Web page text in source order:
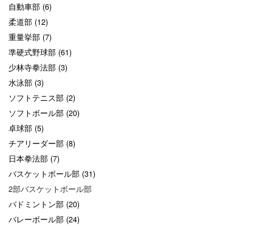
自動車部 (6)
柔道部 (12)
重量挙部 (7)
準硬式野球部 (61)
少林寺拳法部 (3)
水泳部 (3)
ソフトテニス部 (2)
ソフトボール部 (20)
卓球部 (5)
チアリーダー部 (8)
日本拳法部 (7)
バスケットボール部 (31)
2部バスケットボール部
バドミントン部 (20)
バレーボール部 (24)